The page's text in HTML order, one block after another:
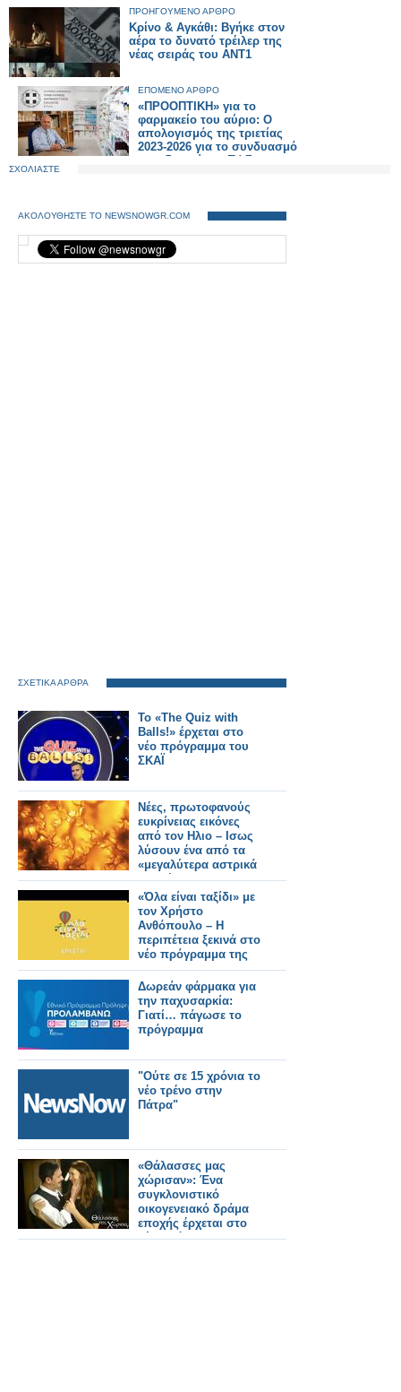
ΠΡΟΗΓΟΥΜΕΝΟ ΑΡΘΡΟ
Κρίνο & Αγκάθι: Βγήκε στον
αέρα το δυνατό τρέιλερ της
νέας σειράς του ΑΝΤ1
ΕΠΟΜΕΝΟ ΑΡΘΡΟ
«ΠΡΟΟΠΤΙΚΗ» για το
φαρμακείο του αύριο: Ο
απολογισμός της τριετίας
2023-2026 για το συνδυασμό
που διοικεί τον ΠΦΣ
ΣΧΟΛΙΑΣΤΕ
ΑΚΟΛΟΥΘΗΣΤΕ ΤΟ NEWSNOWGR.COM
ΣΧΕΤΙΚΑ ΑΡΘΡΑ
Το «The Quiz with
Balls!» έρχεται στο
νέο πρόγραμμα του
ΣΚΑΪ
Νέες, πρωτοφανούς
ευκρίνειας εικόνες
από τον Ηλιο – Ισως
λύσουν ένα από τα
«μεγαλύτερα αστρικά
μυστήρια»
«Όλα είναι ταξίδι» με
τον Χρήστο
Ανθόπουλο – Η
περιπέτεια ξεκινά στο
νέο πρόγραμμα της
ΕΡΤ
Δωρεάν φάρμακα για
την παχυσαρκία:
Γιατί… πάγωσε το
πρόγραμμα
"Ούτε σε 15 χρόνια το
νέο τρένο στην
Πάτρα"
«Θάλασσες μας
χώρισαν»: Ένα
συγκλονιστικό
οικογενειακό δράμα
εποχής έρχεται στο
νέο πρόγραμμα της